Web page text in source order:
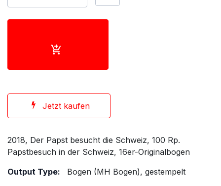
Jetzt kaufen
2018, Der Papst besucht die Schweiz, 100 Rp.
Papstbesuch in der Schweiz, 16er-Originalbogen
Output Type:
Bogen (MH Bogen), gestempelt